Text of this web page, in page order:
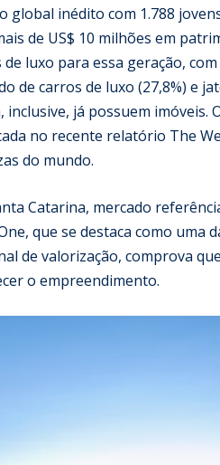
global inédito com 1.788
de US$ 10 milhões em
de luxo para essa geração,
de carros de luxo (27,8%) e
inclusive, já possuem imóveis.
no recente relatório The
do mundo.
Catarina, mercado
que se destaca como
de valorização, comprova
o empreendimento.